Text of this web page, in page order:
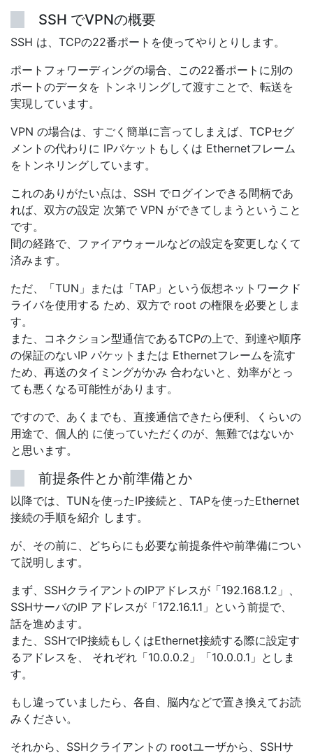
SSH でVPNの概要
SSH は、TCPの22番ポートを使ってやりとりします。
ポートフォワーディングの場合、この22番ポートに別の
ポートのデータを トンネリングして渡すことで、転送を
実現しています。
VPN の場合は、すごく簡単に言ってしまえば、TCPセグ
メントの代わりに IPパケットもしくは Ethernetフレーム
をトンネリングしています。
これのありがたい点は、SSH でログインできる間柄であ
れば、双方の設定 次第で VPN ができてしまうということ
です。
間の経路で、ファイアウォールなどの設定を変更しなくて
済みます。
ただ、「TUN」または「TAP」という仮想ネットワークド
ライバを使用する ため、双方で root の権限を必要としま
す。
また、コネクション型通信であるTCPの上で、到達や順序
の保証のないIP パケットまたは Ethernetフレームを流す
ため、再送のタイミングがかみ 合わないと、効率がとっ
ても悪くなる可能性があります。
ですので、あくまでも、直接通信できたら便利、くらいの
用途で、個人的 に使っていただくのが、無難ではないか
と思います。
前提条件とか前準備とか
以降では、TUNを使ったIP接続と、TAPを使ったEthernet
接続の手順を紹介 します。
が、その前に、どちらにも必要な前提条件や前準備につい
て説明します。
まず、SSHクライアントのIPアドレスが「192.168.1.2」、
SSHサーバのIP アドレスが「172.16.1.1」という前提で、
話を進めます。
また、SSHでIP接続もしくはEthernet接続する際に設定す
るアドレスを、 それぞれ「10.0.0.2」「10.0.0.1」としま
す。
もし違っていましたら、各自、脳内などで置き換えてお読
みください。
それから、SSHクライアントの rootユーザから、SSHサ